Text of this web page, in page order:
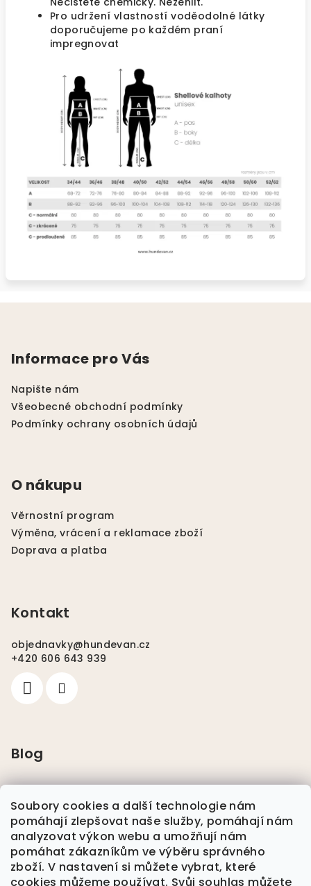
Soubory cookies a další technologie nám
pomáhají zlepšovat naše služby, pomáhají nám
analyzovat výkon webu a umožňují nám
pomáhat zákazníkům ve výběru správného
zboží. V nastavení si můžete vybrat, které
cookies můžeme používat. Svůj souhlas můžete
Pro udržení vlastností voděodolné látky
doporučujeme po každém praní
impregnovat
Informace pro Vás
Napište nám
Všeobecné obchodní podmínky
Podmínky ochrany osobních údajů
O nákupu
Věrnostní program
Výměna, vrácení a reklamace zboží
Doprava a platba
Kontakt
objednavky@hundevan.cz
+420 606 643 939
Blog
Pláštěnky pro psy
Nikwax
Plavání se psem